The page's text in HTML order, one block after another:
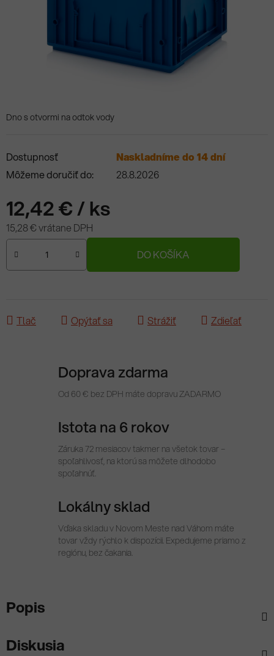
Dno s otvormi na odtok vody
Dostupnosť
Naskladníme do 14 dní
Môžeme doručiť do:
28.8.2026
12,42 €/ ks
15,28 € vrátane DPH
DO KOŠÍKA
Tlač Opýtať sa Strážiť Zdieľať
Doprava zdarma
Od 60 € bez DPH máte dopravu ZADARMO
Istota na 6 rokov
Záruka 72 mesiacov takmer na všetok tovar –
spoľahlivosť, na ktorú sa môžete dlhodobo
spoľahnúť.
Lokálny sklad
Vďaka skladu v Novom Meste nad Váhom máte
tovar vždy rýchlo k dispozícii. Expedujeme priamo z
regiónu, bez čakania.
Popis
Diskusia